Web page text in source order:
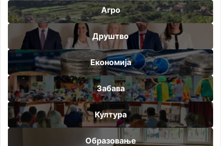
Агро
Друштво
Економија
Забава
Култура
Образовање